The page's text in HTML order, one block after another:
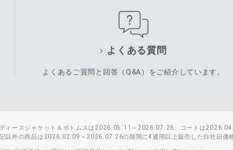
よくある質問
よくあるご質問と回答（Q&A）をご紹介しています。
ィースジャケット＆ボトムスは2026.05.11～2026.07.26、コートは
以外の商品は2026.02.09～2026.07.26の期間に4週間以上販売した自社旧価格